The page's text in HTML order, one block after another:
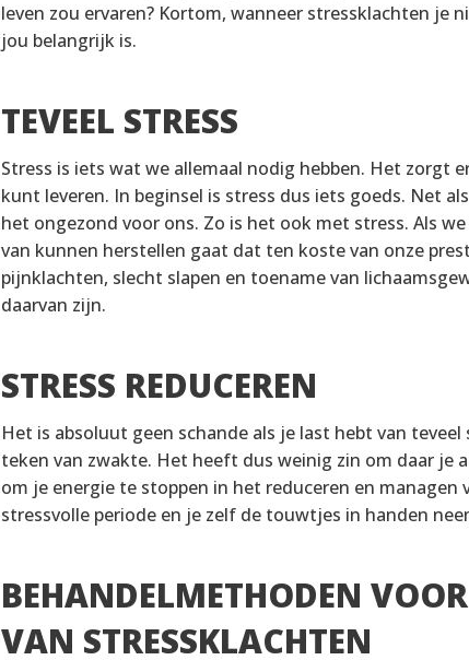
leven zou ervaren? Kortom, wanneer stressklachten je
jou belangrijk is.
TEVEEL STRESS
Stress is iets wat we allemaal nodig hebben. Het zorgt
kunt leveren. In beginsel is stress dus iets goeds. Net
het ongezond voor ons. Zo is het ook met stress. Als
van kunnen herstellen gaat dat ten koste van onze
pijnklachten, slecht slapen en toename van
daarvan zijn.
STRESS REDUCEREN
Het is absoluut geen schande als je last hebt van
teken van zwakte. Het heeft dus weinig zin om daar je
om je energie te stoppen in het reduceren en
stressvolle periode en je zelf de touwtjes in handen
BEHANDELMETHODEN
VAN STRESSKLACHTEN